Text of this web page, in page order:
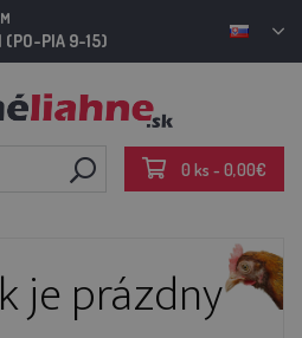
(PO-PIA 9-15)
0 ks - 0,00€
je prázdny